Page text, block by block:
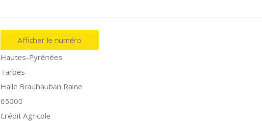
Afficher le numéro
Hautes-Pyrénées
Tarbes
Halle Brauhauban Raine
65000
Crédit Agricole